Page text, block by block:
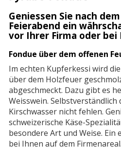
Geniessen Sie nach
Feierabend ein
vor Ihrer Firma oder bei
Fondue über dem offenen
Im echten Kupferkessi wird
über dem Holzfeuer
abgeschmeckt. Dazu gibt es
Weisswein.
Kirschwasser nicht fehlen.
schweizerische Käse-
besondere Art und Weise. Ein
bei Ihnen auf dem Firmenareal.